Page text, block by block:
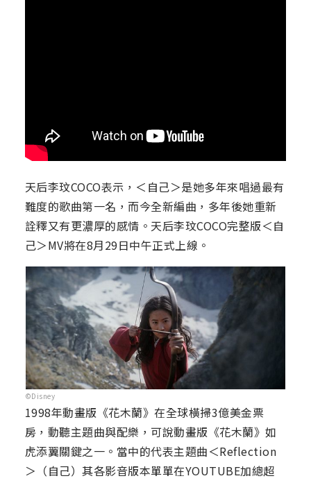
天后李玟COCO表示，＜自己＞是她多年來唱過最有
難度的歌曲第一名，而今全新編曲，多年後她重新
詮釋又有更濃厚的感情。天后李玟COCO完整版＜自
己＞MV將在8月29日中午正式上線。
©Disney
1998年動畫版《花木蘭》在全球橫掃3億美金票
房，動聽主題曲與配樂，可說動畫版《花木蘭》如
虎添翼關鍵之一。當中的代表主題曲＜Reflection
＞（自己）其各影音版本單單在YOUTUBE加總超